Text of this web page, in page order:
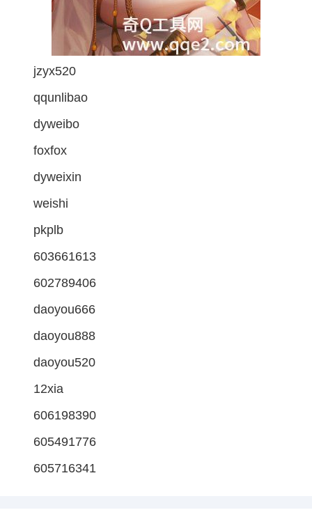
jzyx520
qqunlibao
dyweibo
foxfox
dyweixin
weishi
pkplb
603661613
602789406
daoyou666
daoyou888
daoyou520
12xia
606198390
605491776
605716341